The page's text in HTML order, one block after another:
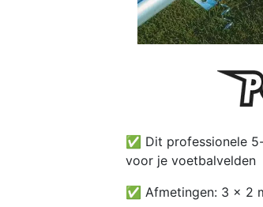
✅ Dit professionele
voor je voetbalvelden
✅ Afmetingen: 3 x 2